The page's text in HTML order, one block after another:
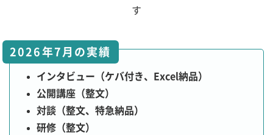
す
2026年7月の実績
インタビュー（ケバ付き、Excel納品）
公開講座（整文）
対談（整文、特急納品）
研修（整文）